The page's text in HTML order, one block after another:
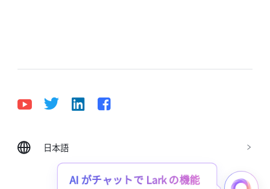
日本語
Bahasa Indonesia Deutsch English
Español
Italiano Português (Brasil)
AI がチャットで Lark の機能